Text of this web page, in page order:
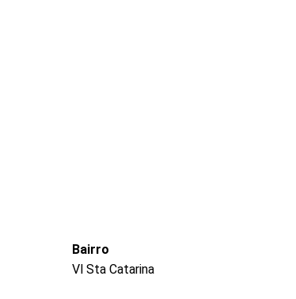
Bairro
Vl Sta Catarina